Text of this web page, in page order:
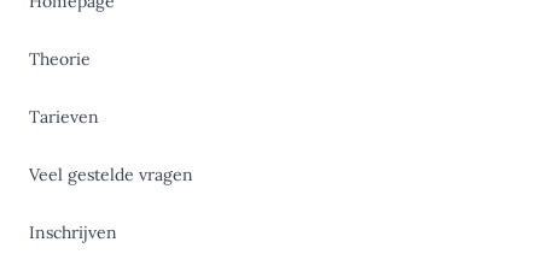
Theorie
Tarieven
Veel gestelde vragen
Inschrijven